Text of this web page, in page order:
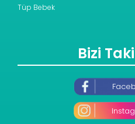
Tüp Bebek
Bizi